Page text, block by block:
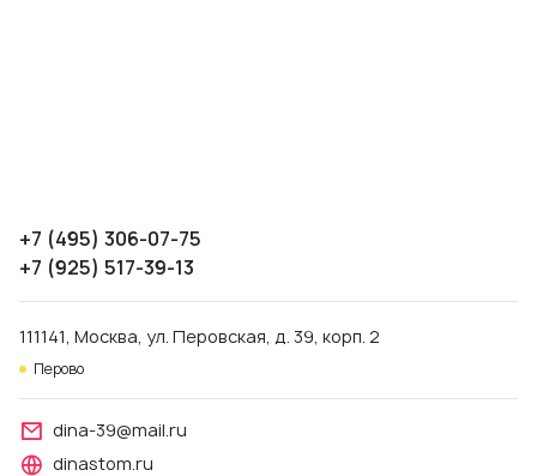
+7 (495) 306-07-75
+7 (925) 517-39-13
111141, Москва, ул. Перовская, д. 39, корп. 2
Перово
dina-39@mail.ru
dinastom.ru